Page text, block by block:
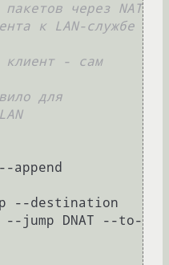
через NAT
к LAN-службе
- сам
для
jump DNAT --to-